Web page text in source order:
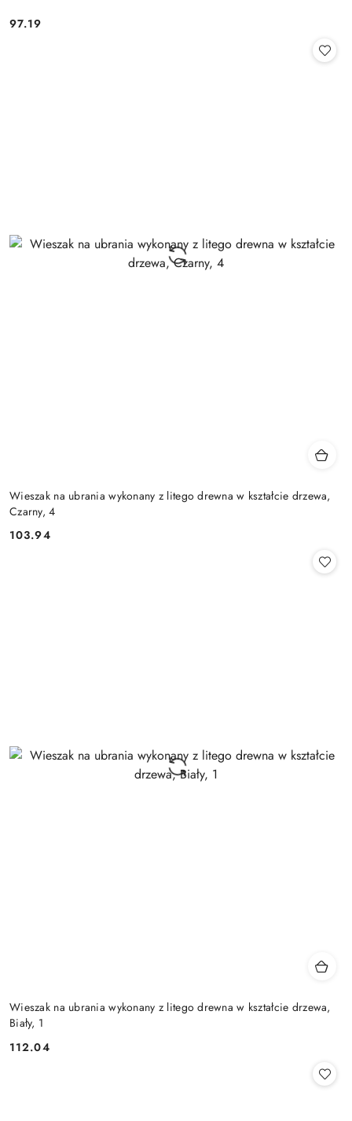
Cena:
97.19
Wieszak na ubrania wykonany z litego drewna w kształcie drzewa,
Czarny, 4
Cena:
103.94
Wieszak na ubrania wykonany z litego drewna w kształcie drzewa,
Biały, 1
Cena:
112.04